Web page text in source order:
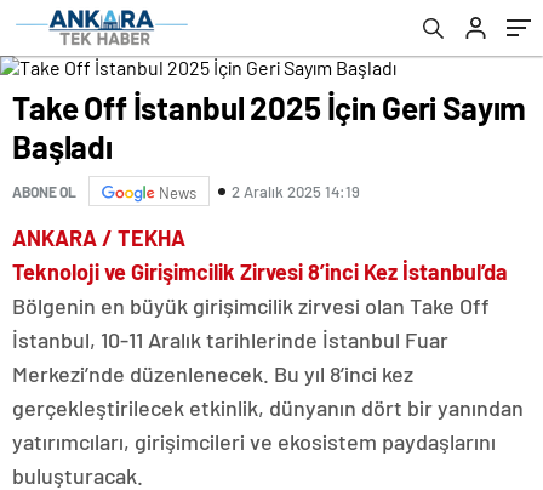
Take Off İstanbul 2025 İçin Geri Sayım
Başladı
ABONE OL News 2 Aralık 2025 14:19
ANKARA / TEKHA
Teknoloji ve Girişimcilik Zirvesi 8’inci Kez İstanbul’da
Bölgenin en büyük girişimcilik zirvesi olan Take Off
İstanbul, 10-11 Aralık tarihlerinde İstanbul Fuar
Merkezi’nde düzenlenecek. Bu yıl 8’inci kez
gerçekleştirilecek etkinlik, dünyanın dört bir yanından
yatırımcıları, girişimcileri ve ekosistem paydaşlarını
buluşturacak.